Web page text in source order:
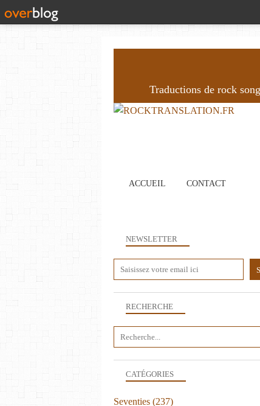
Traductions de rock
ACCUEIL CONTACT
NEWSLETTER
RECHERCHE
CATÉGORIES
Seventies (237)